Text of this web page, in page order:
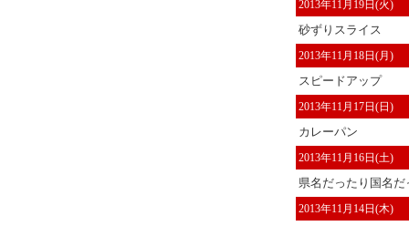
2013年11月19日(火)
砂ずりスライス
2013年11月18日(月)
スピードアップ
2013年11月17日(日)
カレーパン
2013年11月16日(土)
県名だったり国名だ
2013年11月14日(木)